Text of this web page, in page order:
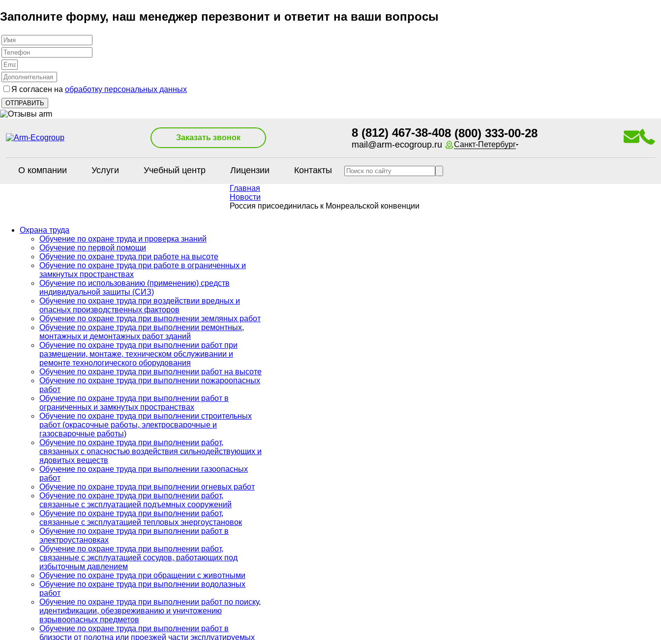
Заполните форму, наш менеджер перезвонит и ответит на ваши вопросы
Я согласен на обработку персональных данных
Заказать звонок 8 (812) 467-38-40
mail@arm-ecogroup.ru
8 (800) 333-00-28
Санкт-Петербург
О компании Услуги Учебный центр Лицензии Контакты
Главная
Новости
Россия присоединилась к Монреальской конвенции
Охрана труда
Обучение по охране труда и проверка знаний
Обучение по первой помощи
Обучение по охране труда при работе на высоте
Обучение по охране труда при работе в ограниченных и
замкнутых пространствах
Обучение по использованию (применению) средств
индивидуальной защиты (СИЗ)
Обучение по охране труда при воздействии вредных и
опасных производственных факторов
Обучение по охране труда при выполнении земляных работ
Обучение по охране труда при выполнении ремонтных,
монтажных и демонтажных работ зданий
Обучение по охране труда при выполнении работ при
размещении, монтаже, техническом обслуживании и
ремонте технологического оборудования
Обучение по охране труда при выполнении работ на высоте
Обучение по охране труда при выполнении пожароопасных
работ
Обучение по охране труда при выполнении работ в
ограниченных и замкнутых пространствах
Обучение по охране труда при выполнении строительных
работ (окрасочные работы, электросварочные и
газосварочные работы)
Обучение по охране труда при выполнении работ,
связанных с опасностью воздействия сильнодействующих и
ядовитых веществ
Обучение по охране труда при выполнении газоопасных
работ
Обучение по охране труда при выполнении огневых работ
Обучение по охране труда при выполнении работ,
связанные с эксплуатацией подъемных сооружений
Обучение по охране труда при выполнении работ,
связанные с эксплуатацией тепловых энергоустановок
Обучение по охране труда при выполнении работ в
электроустановках
Обучение по охране труда при выполнении работ,
связанные с эксплуатацией сосудов, работающих под
избыточным давлением
Обучение по охране труда при обращении с животными
Обучение по охране труда при выполнении водолазных
работ
Обучение по охране труда при выполнении работ по поиску,
идентификации, обезвреживанию и уничтожению
взрывоопасных предметов
Обучение по охране труда при выполнении работ в
близости от полотна или проезжей части эксплуатируемых